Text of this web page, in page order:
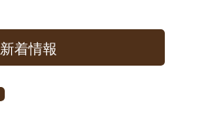
新着情報